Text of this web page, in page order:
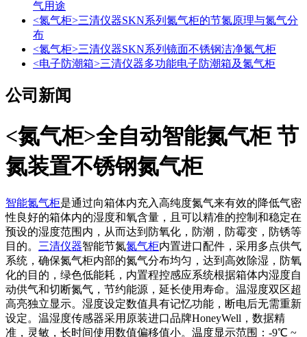
气用途
<氮气柜>三清仪器SKN系列氮气柜的节氮原理与氮气分
布
<氮气柜>三清仪器SKN系列镜面不锈钢洁净氮气柜
<电子防潮箱>三清仪器多功能电子防潮箱及氮气柜
公司新闻
<氮气柜>全自动智能氮气柜 节
氮装置不锈钢氮气柜
智能氮气柜是通过向箱体内充入高纯度氮气来有效的降低气密
性良好的箱体内的湿度和氧含量，且可以精准的控制和稳定在
预设的湿度范围内，从而达到防氧化，防潮，防霉变，防锈等
目的。 三清仪器智能节氮氮气柜内置进口配件，采用多点供气
系统，确保氮气柜内部的氮气分布均匀，达到高效除湿，防氧
化的目的，绿色低能耗，内置程控感应系统根据箱体内湿度自
动供气和切断氮气，节约能源，延长使用寿命。温湿度双区超
高亮独立显示。湿度设定数值具有记忆功能，断电后无需重新
设定。温湿度传感器采用原装进口品牌HoneyWell，数据精
准，灵敏，长时间使用数值偏移值小。温度显示范围：-9℃ ~